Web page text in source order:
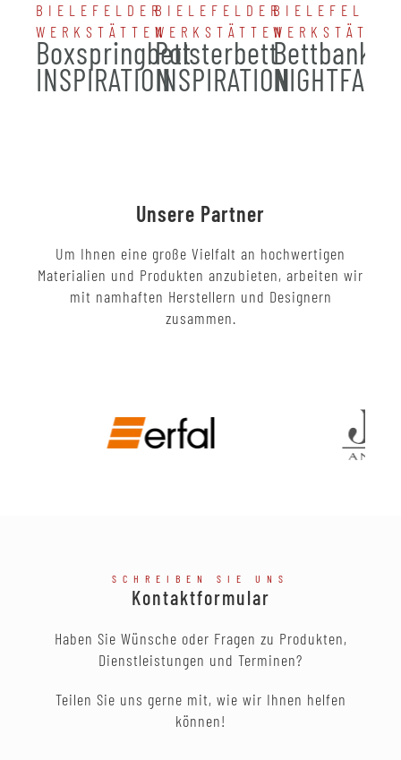
BIELEFELDER
WERKSTÄTTEN
Boxspringbett
INSPIRATION
BIELEFELDER
WERKSTÄTTEN
Polsterbett
INSPIRATION
BIELEFELDER
Bettbank
NIGHTFALL
Unsere Partner
Um Ihnen eine große Vielfalt an hochwertigen
Materialien und Produkten anzubieten, arbeiten wir
mit namhaften Herstellern und Designern
zusammen.
SCHREIBEN SIE UNS
Kontaktformular
Haben Sie Wünsche oder Fragen zu Produkten,
Dienstleistungen und Terminen?
Teilen Sie uns gerne mit, wie wir Ihnen helfen
können!